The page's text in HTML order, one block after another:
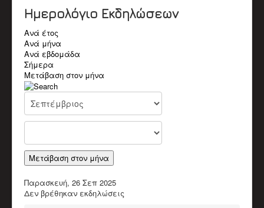
Ο ΣΎΛΛΟΓΟΣ
ΠΛΗΡΟΦΟΡΙΕΣ
ΑΝΑΚΟΙΝΩΣΕΙΣ
ΕΚΔΗΛΏΣΕΙΣ
Αρχείο Εκδηλώσεων
ΒΙΟΓΡΑΦΙΚΆ
Βιογραφικά Μελών
Παλαιοί Μουσικοί
ΒΙΝΤΕΟ
Π.Μ. Σύλλογος Αποκορώνου "Ο Χαρίλαος"
Παπαδάκης Μιχάλης (Πλακιανός)
Καπόκης Δημήτρης
Καντέρης Γεώργιος (Καντερογιώργης)
Κολιακουδάκης Νικος
Κουρκουνάκης Εμμανουήλ
Ημερολόγιο Εκδηλώσεων
Ανά έτος
Ανά μήνα
Ανά εβδομάδα
Σήμερα
Μετάβαση στον μήνα
Μετάβαση στον μήνα
Παρασκευή, 26 Σεπ 2025
Δεν βρέθηκαν εκδηλώσεις